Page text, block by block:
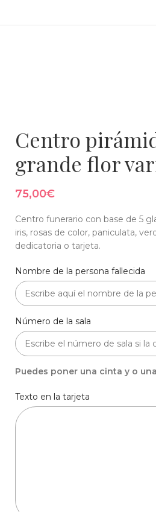
Centro
grande flor
75,00€
Centro funerario con base de 5
iris, rosas de color, paniculata,
dedicatoria o tarjeta.
Nombre de la persona fallecida
Número de la sala
Puedes poner una cinta y o
Texto en la tarjeta